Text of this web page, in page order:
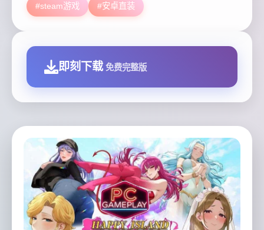
#steam游戏 #安卓直装
即刻下载 免费完整版